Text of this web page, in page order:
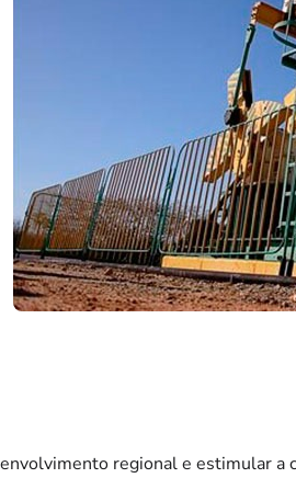
regional e estimular